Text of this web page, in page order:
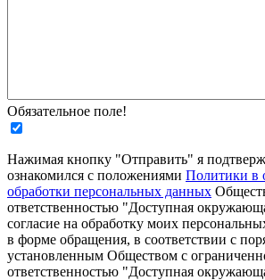
Обязательное поле!
Нажимая кнопку "Отправить" я
ознакомился с положениями Политики в
обработки персональных данных
ответственностью "Доступная
согласие на обработку моих
в форме обращения, в соответствии с
установленным Обществом с
ответственностью "Доступная